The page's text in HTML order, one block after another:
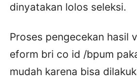
dinyatakan lolos seleksi.
Proses pengecekan hasil
eform bri co id /bpum
mudah karena bisa